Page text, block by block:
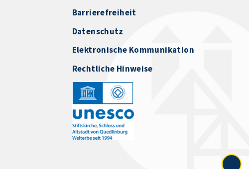
Barrierefreiheit
Datenschutz
Elektronische Kommunikation
Rechtliche Hinweise